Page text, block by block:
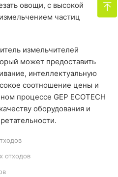
овощи, с высокой
частиц
измельчителей
может предоставить
интеллектуальную
соотношение цены и
процессе GEP ECOTECH
оборудования и
отходов
